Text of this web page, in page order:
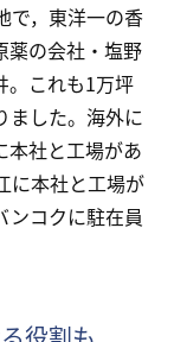
で，東洋一の香
薬の会社・塩野
。これも1万坪
ました。海外に
本社と工場があ
に本社と工場が
ンコクに駐在員